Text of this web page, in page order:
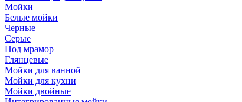
Мойки
Белые мойки
Черные
Серые
Под мрамор
Глянцевые
Мойки для ванной
Мойки для кухни
Мойки двойные